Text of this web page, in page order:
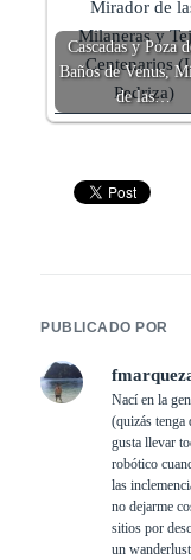
Cascadas y Poza
Baños de Venus,
de las…
PUBLICADO POR
Nací en la
(quizás
gusta llevar
robótico
las
no dejarme
sitios por
un